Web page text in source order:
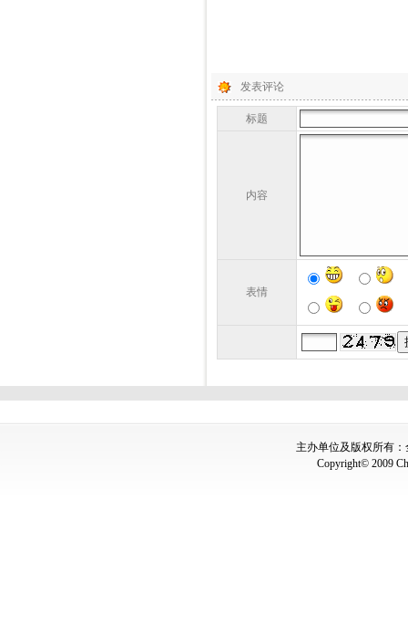
发表评论
标题
内容
表情
主办单位及版权所有
Copyright© 2009